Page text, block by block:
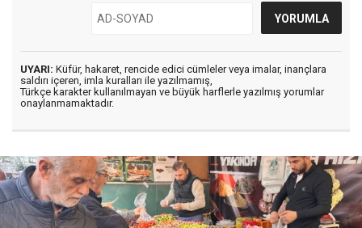
UYARI: Küfür, hakaret, rencide edici cümleler veya imalar, inançlara
saldırı içeren, imla kuralları ile yazılmamış,
Türkçe karakter kullanılmayan ve büyük harflerle yazılmış yorumlar
onaylanmamaktadır.